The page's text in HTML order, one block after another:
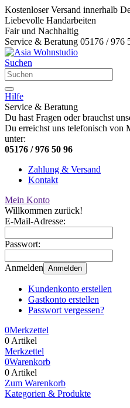
Kostenloser Versand innerhalb
Liebevolle Handarbeiten
Fair und Nachhaltig
Service & Beratung 05176 / 976
Suchen
Hilfe
Service & Beratung
Du hast Fragen oder brauchst
Du erreichst uns telefonisch von
unter:
05176 / 976 50 96
Zahlung & Versand
Kontakt
Mein Konto
Willkommen zurück!
E-Mail-Adresse:
Passwort:
Anmelden Anmelden
Kundenkonto erstellen
Gastkonto erstellen
Passwort vergessen?
0Merkzettel
0 Artikel
Merkzettel
0Warenkorb
0 Artikel
Zum Warenkorb
Kategorien & Produkte